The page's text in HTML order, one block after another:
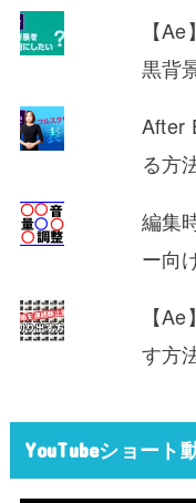
【
黒背
After
る方
編集
ー向
【
す方
YouTubeショート